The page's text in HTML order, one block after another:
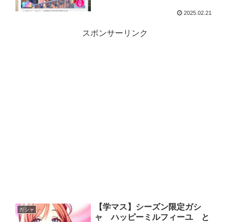
2025.02.21
スポンサーリンク
ガシャ
【学マス】シーズン限定ガシ
ャ ハッピーミルフィーユ と